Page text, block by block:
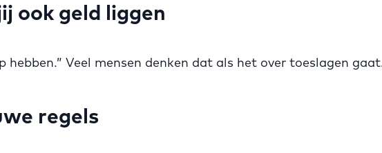
ook geld liggen
Veel mensen denken dat als het over toeslagen
regels